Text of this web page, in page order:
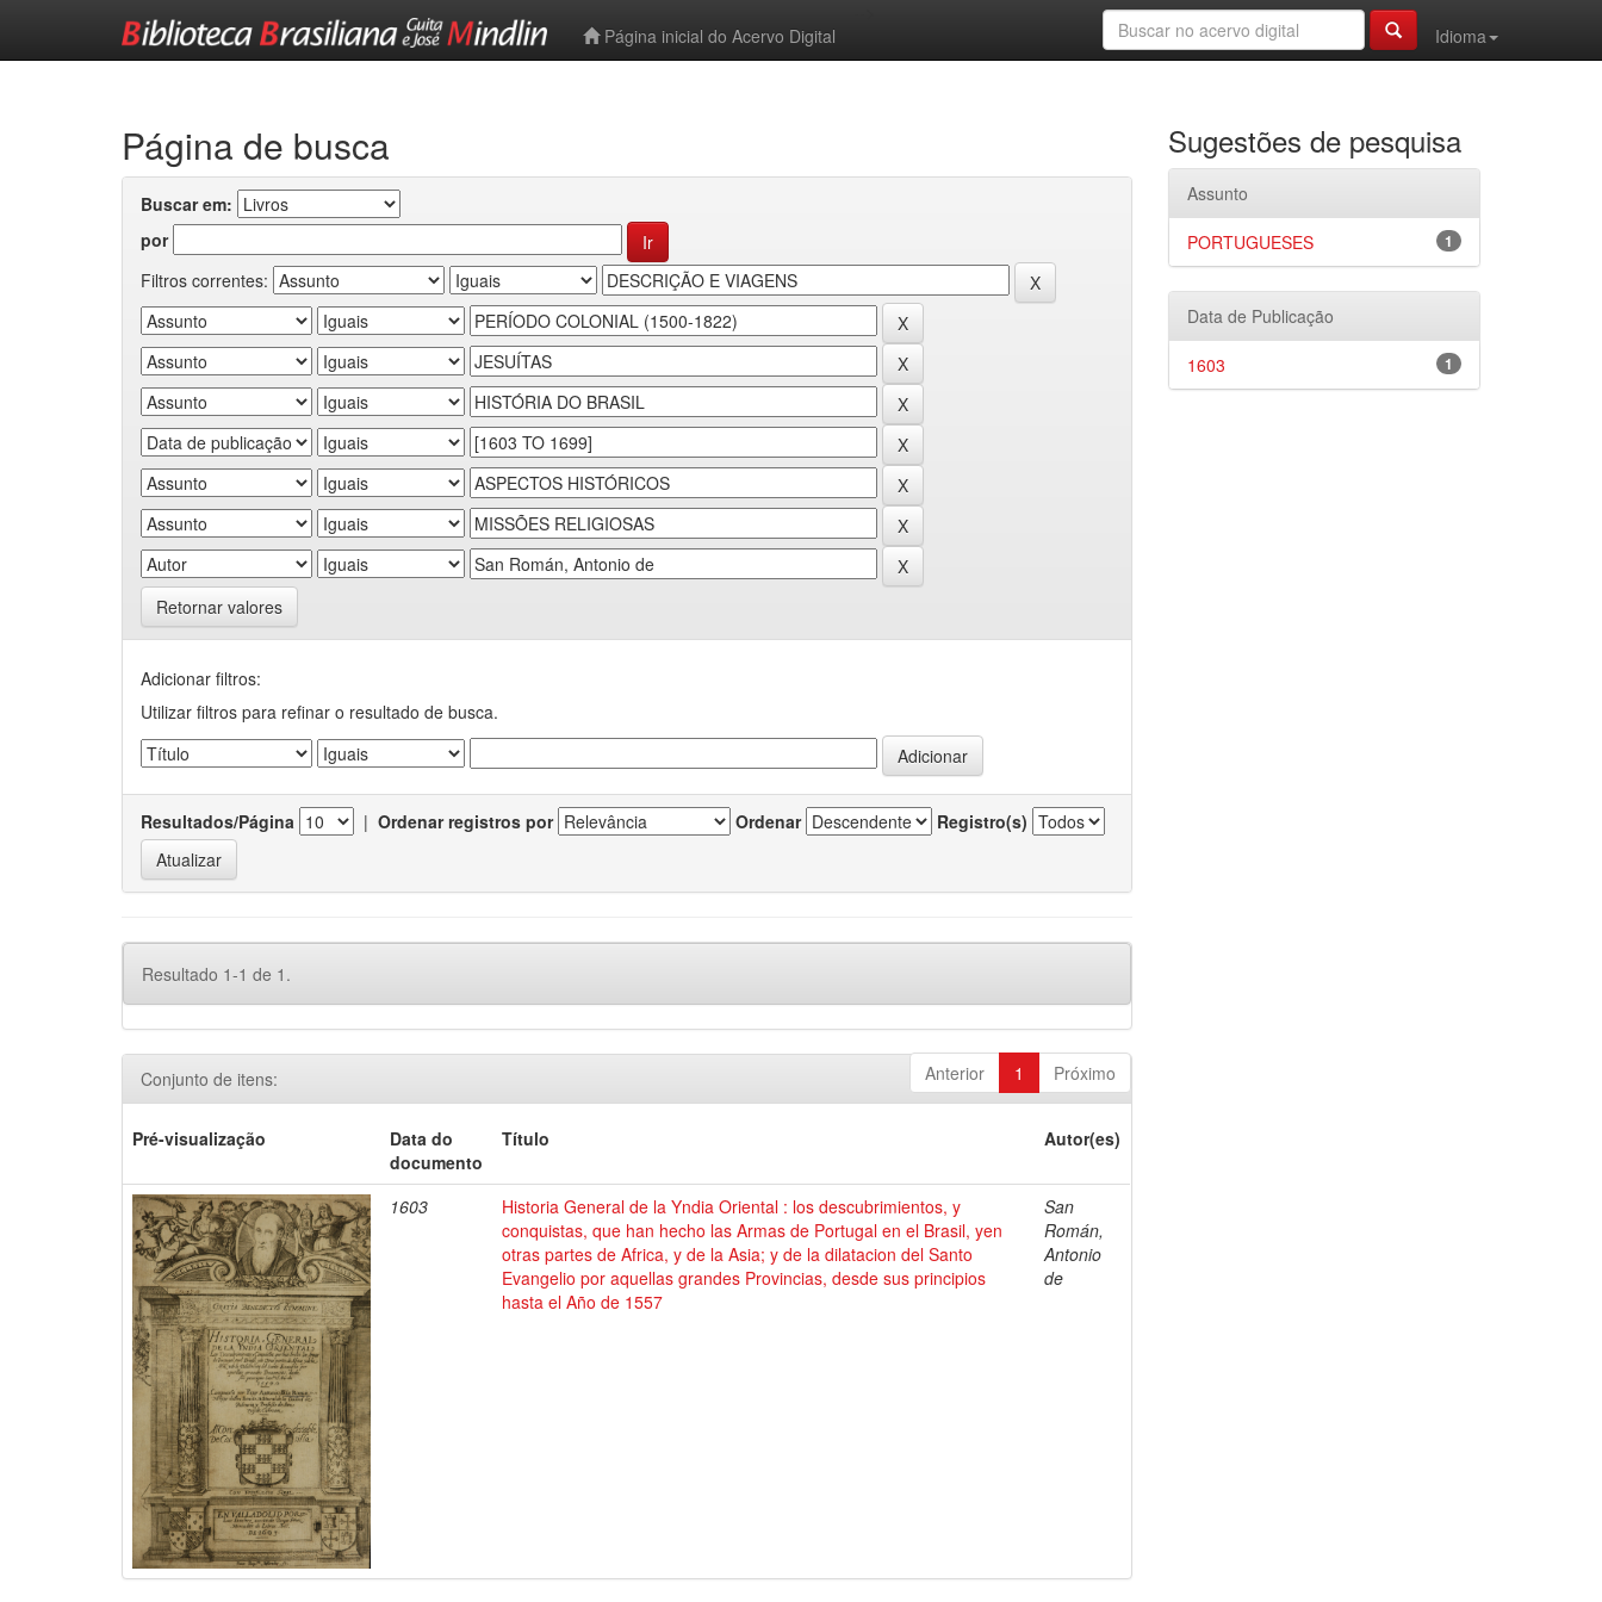
Página inicial do Acervo Digital
Idioma
Página de busca
Buscar em:
por
Filtros correntes:
Retornar valores
Adicionar filtros:
Utilizar filtros para refinar o resultado de busca.
Resultados/Página | Ordenar registros por Ordenar Registro(s)
Resultado 1-1 de 1.
Anterior 1 Próximo
Conjunto de itens:
Pré-visualização
Data do
documento
Título Autor(es)
1603
Historia General de la Yndia Oriental : los descubrimientos, y
conquistas, que han hecho las Armas de Portugal en el Brasil, yen
otras partes de Africa, y de la Asia; y de la dilatacion del Santo
Evangelio por aquellas grandes Provincias, desde sus principios
hasta el Año de 1557
San
Román,
Antonio
de
Sugestões de pesquisa
Assunto
1
PORTUGUESES
Data de Publicação
1
1603